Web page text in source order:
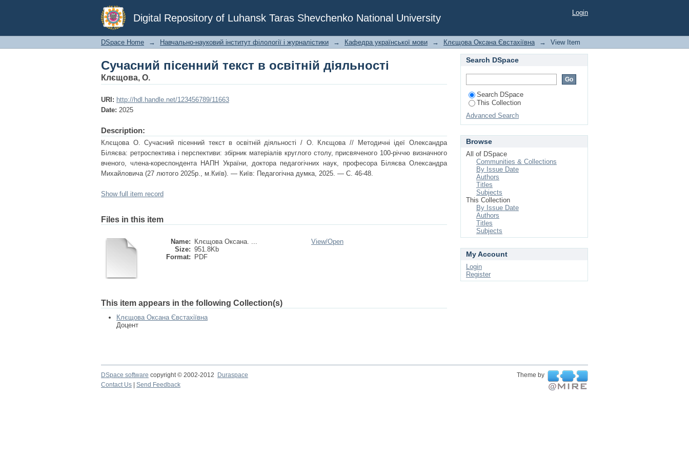
Digital Repository of Luhansk Taras Shevchenko National University
Сучасний пісенний текст в освітній діяльності Login
DSpace Home → Навчально-науковий інститут філології і журналістики → Кафедра української мови → Клєщова Оксана Євстахіївна → View Item
Сучасний пісенний текст в освітній діяльності
Клєщова, О.
URI: http://hdl.handle.net/123456789/11663
Date: 2025
Description:
Клєщова О. Сучасний пісенний текст в освітній діяльності / О. Клєщова // Методичні ідеї Олександра
Біляєва: ретроспектива і перспективи: збірник матеріалів круглого столу, присвяченого 100-річчю визначного
вченого, члена-кореспондента НАПН України, доктора педагогічних наук, професора Біляєва Олександра
Михайловича (27 лютого 2025р., м.Київ). — Київ: Педагогічна думка, 2025. — C. 46-48.
Show full item record
Files in this item
Name:
Клєщова Оксана. ...
Size: 951.8Kb
Format:
PDF
View/Open
This item appears in the following Collection(s)
Клєщова Оксана Євстахіївна
Доцент
Search DSpace
Search DSpace
This Collection
Advanced Search
Browse
All of DSpace
Communities & Collections
By Issue Date
Authors
Titles
Subjects
This Collection
By Issue Date
Authors
Titles
Subjects
My Account
Login
Register
DSpace software copyright © 2002-2012 Duraspace
Theme by
Contact Us
Send Feedback